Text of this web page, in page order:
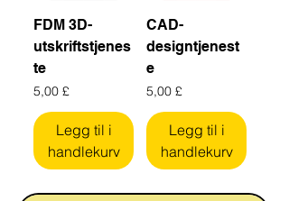
FDM 3D-
utskriftstjenes
te
Pris
5,00 £
Legg til i
handlekurv
CAD-
designtjenest
e
Pris
5,00 £
Legg til i
handlekurv